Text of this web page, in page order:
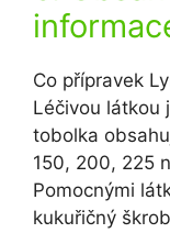
Co přípravek
Léčivou látkou
tobolka
150, 200, 225
Pomocnými
kukuřičný